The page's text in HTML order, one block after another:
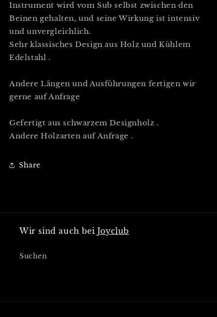
Instrument wird vom Sub selbst zwischen den
Beinen gehalten, und seine Wirkung ist intensiv
und unvergleichlich.
Sehr klassisches Design aus Holz und Kühlem
Edelstahl .
Andere Längen und Ausführungen fertigen wir
gerne auf Anfrage
Gefertigt aus schwarzem Designholz .
Andere Holzarten auf Anfrage .
Share
Wir sind auch bei Joyclub
Suchen